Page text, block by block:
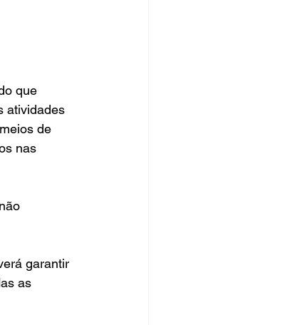
que
atividades
de
nas
garantir
as